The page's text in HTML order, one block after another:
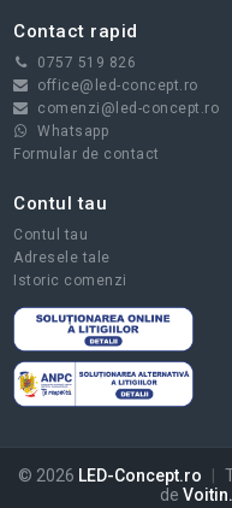
Contact rapid
0757 519 826
office@led-concept.ro
comenzi@led-concept.ro
Whatsapp
Formular de contact
Contul tau
Contul tau
Adresele tale
Istoric comenzi
© 2026 LED-Concept.ro |
de